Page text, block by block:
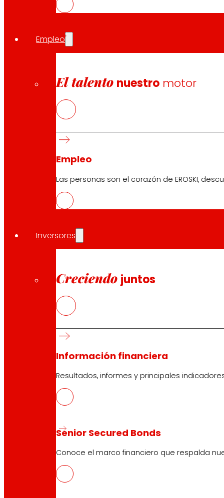
Empleo
El talento nuestro motor
Empleo
Las personas son el corazón de EROSKI,
Inversores
Creciendo juntos
Información financiera
Resultados, informes y principales
Senior Secured Bonds
Conoce el marco financiero que respalda
respaldados por un sólido plan de marketing para las
La cooperativa mantiene su convenio de
empresarios y los autónomos. Además de reforzar